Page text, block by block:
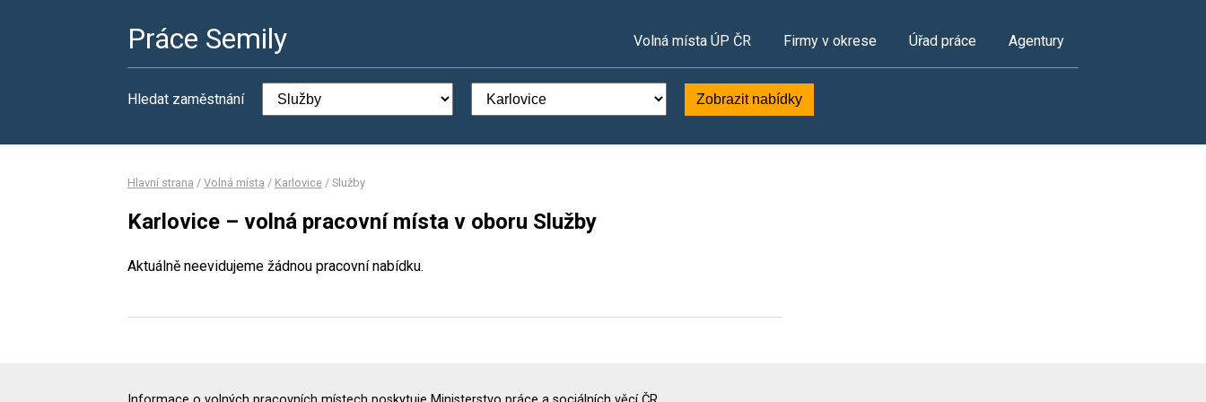
Práce Semily Volná místa ÚP ČR Firmy v okrese Úřad práce Agentury
Hledat zaměstnání Zobrazit nabídky
Hlavní strana / Volná místa / Karlovice / Služby
Karlovice – volná pracovní místa v oboru Služby
Aktuálně neevidujeme žádnou pracovní nabídku.